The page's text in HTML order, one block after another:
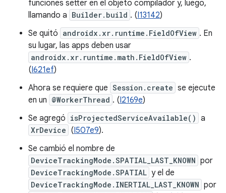
funciones setter en el objeto compilador y, luego,
llamando a Builder.build . (I13142)
Se quitó androidx.xr.runtime.FieldOfView . En
su lugar, las apps deben usar
androidx.xr.runtime.math.FieldOfView .
(I621ef)
Ahora se requiere que Session.create se ejecute
en un @WorkerThread . (I2169e)
Se agregó isProjectedServiceAvailable() a
XrDevice (I507e9).
Se cambió el nombre de
DeviceTrackingMode.SPATIAL_LAST_KNOWN por
DeviceTrackingMode.SPATIAL y el de
DeviceTrackingMode.INERTIAL_LAST_KNOWN por